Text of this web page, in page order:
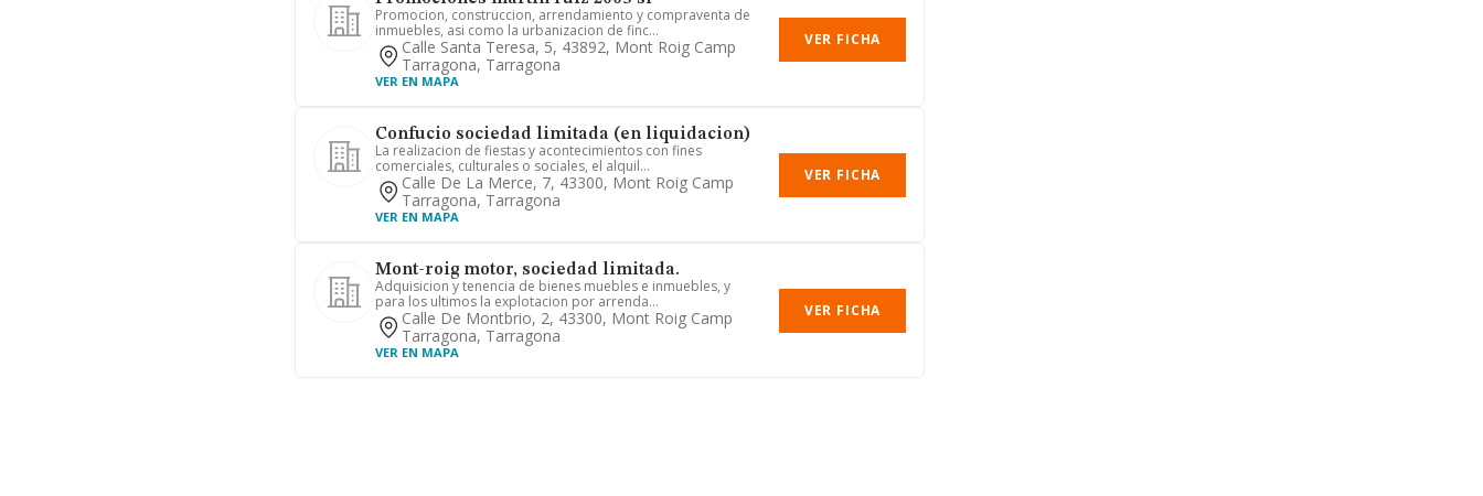
Promocion, construccion, arrendamiento y compraventa de
inmuebles, asi como la urbanizacion de finc...
Calle Santa Teresa, 5, 43892, Mont Roig Camp
Tarragona, Tarragona
VER EN MAPA
VER FICHA
Confucio sociedad limitada (en liquidacion)
La realizacion de fiestas y acontecimientos con fines
comerciales, culturales o sociales, el alquil...
Calle De La Merce, 7, 43300, Mont Roig Camp
Tarragona, Tarragona
VER EN MAPA
VER FICHA
Mont-roig motor, sociedad limitada.
Adquisicion y tenencia de bienes muebles e inmuebles, y
para los ultimos la explotacion por arrenda...
Calle De Montbrio, 2, 43300, Mont Roig Camp
Tarragona, Tarragona
VER EN MAPA
VER FICHA